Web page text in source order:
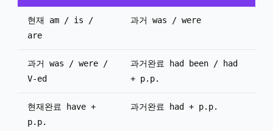
현재 am / is /
are
과거 was / were
과거 was / were /
V-ed
과거완료 had been / had
+ p.p.
현재완료 have +
p.p.
과거완료 had + p.p.